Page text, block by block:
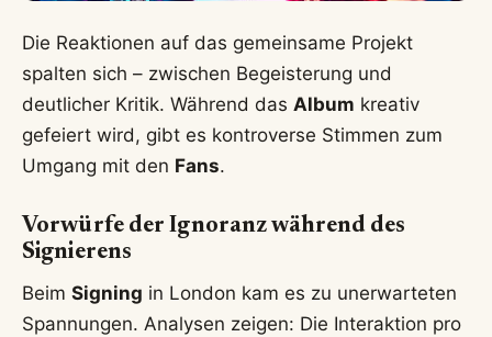
Die Reaktionen auf das gemeinsame Projekt
spalten sich – zwischen Begeisterung und
deutlicher Kritik. Während das Album kreativ
gefeiert wird, gibt es kontroverse Stimmen zum
Umgang mit den Fans.
Vorwürfe der Ignoranz während des
Signierens
Beim Signing in London kam es zu unerwarteten
Spannungen. Analysen zeigen: Die Interaktion pro